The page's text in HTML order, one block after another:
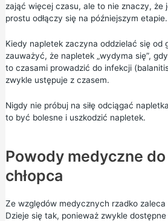
zająć więcej czasu, ale to nie znaczy, że
prostu odłączy się na późniejszym etapie.
Kiedy napletek zaczyna oddzielać się od
zauważyć, że napletek „wydyma się”,
to czasami prowadzić do infekcji
zwykle ustępuje z czasem.
Nigdy nie próbuj na siłę odciągać
to być bolesne i uszkodzić napletek.
Powody medyczne
chłopca
Ze względów medycznych rzadko zaleca
Dzieje się tak, ponieważ zwykle